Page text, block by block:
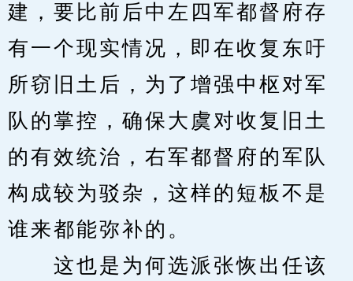
建，要比前后中左四军都督府存
有一个现实情况，即在收复东吁
所窃旧土后，为了增强中枢对军
队的掌控，确保大虞对收复旧土
的有效统治，右军都督府的军队
构成较为驳杂，这样的短板不是
谁来都能弥补的。
这也是为何选派张恢出任该